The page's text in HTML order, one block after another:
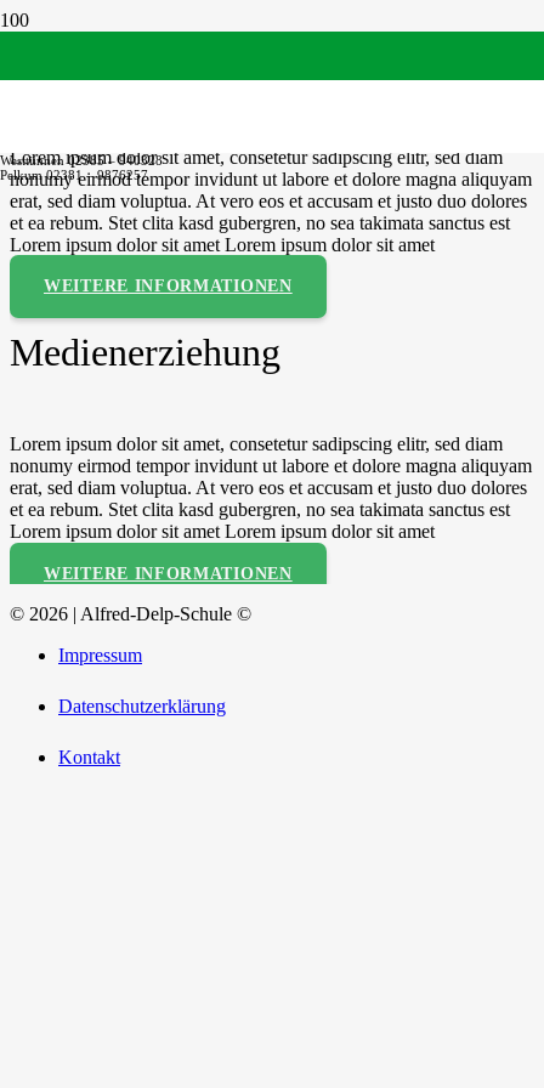
Westtünnen 02385 – 940328
Pelkum 02381 – 9876257
Lorem ipsum dolor sit amet, consetetur sadipscing elitr, sed diam
nonumy eirmod tempor invidunt ut labore et dolore magna aliquyam
erat, sed diam voluptua. At vero eos et accusam et justo duo dolores
et ea rebum. Stet clita kasd gubergren, no sea takimata sanctus est
Lorem ipsum dolor sit amet Lorem ipsum dolor sit amet
WEITERE INFORMATIONEN
Medienerziehung
Lorem ipsum dolor sit amet, consetetur sadipscing elitr, sed diam
nonumy eirmod tempor invidunt ut labore et dolore magna aliquyam
erat, sed diam voluptua. At vero eos et accusam et justo duo dolores
et ea rebum. Stet clita kasd gubergren, no sea takimata sanctus est
Lorem ipsum dolor sit amet Lorem ipsum dolor sit amet
WEITERE INFORMATIONEN
© 2026 | Alfred-Delp-Schule ©
Impressum
Datenschutzerklärung
Kontakt